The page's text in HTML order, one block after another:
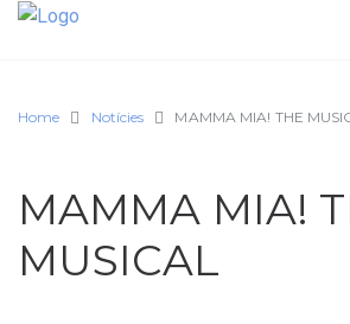
Home Notícies MAMMA MIA! THE
MAMMA MIA!
MUSICAL